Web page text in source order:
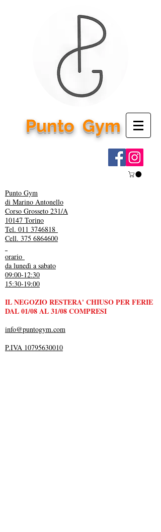
PuntoGym
Punto Gym
di Marino Antonello
Corso Grosseto 231/A
10147 Torino
Tel. 011 3746818
Cell. 375 6864600
orario
da lunedì a sabato
09:00-12:30
15:30-19:00
IL NEGOZIO RESTERA' CHIUSO PER FERIE
DAL 01/08 AL 31/08 COMPRESI
info@puntogym.com
P.IVA 10795630010